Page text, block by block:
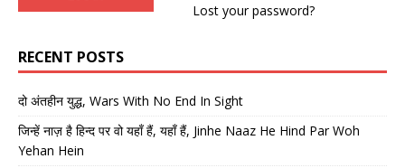
Lost your password?
RECENT POSTS
दो अंतहीन युद्ध, Wars With No End In Sight
जिन्हें नाज़ है हिन्द पर वो यहाँ हैं, यहाँ हैं, Jinhe Naaz He Hind Par Woh
Yehan Hein